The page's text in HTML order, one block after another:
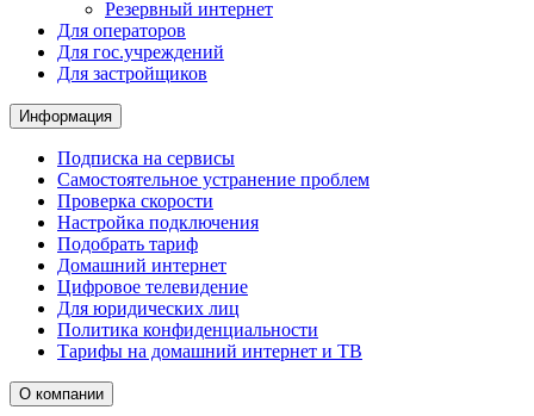
Резервный интернет
Для операторов
Для гос.учреждений
Для застройщиков
Информация
Подписка на сервисы
Самостоятельное устранение проблем
Проверка скорости
Настройка подключения
Подобрать тариф
Домашний интернет
Цифровое телевидение
Для юридических лиц
Политика конфиденциальности
Тарифы на домашний интернет и ТВ
О компании